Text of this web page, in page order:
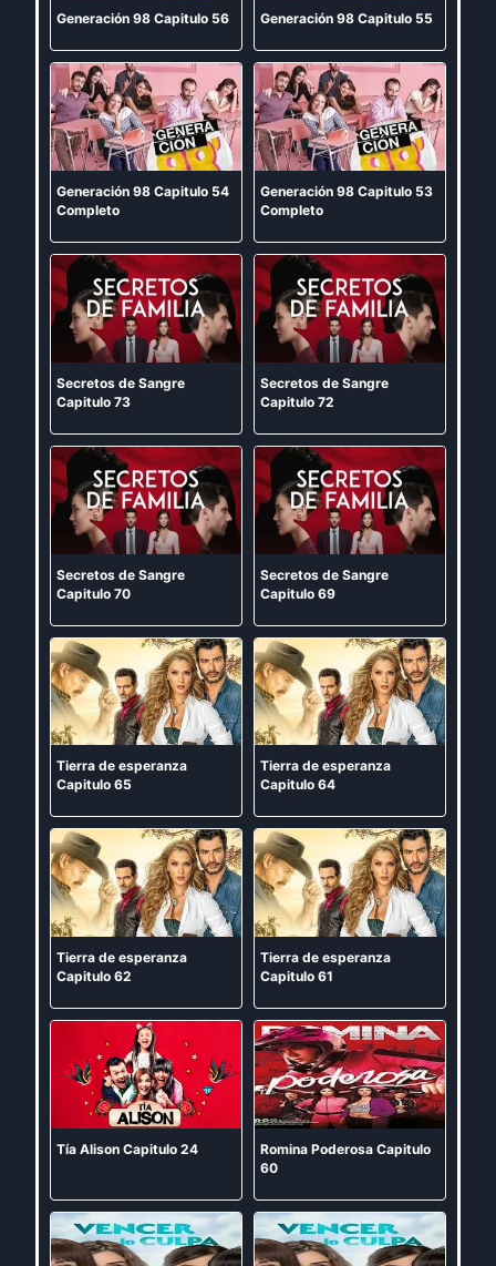
Generación 98 Capitulo 56 Generación 98 Capitulo 55
Generación 98 Capitulo 54
Completo
Generación 98 Capitulo 53
Completo
Secretos de Sangre
Capitulo 73
Secretos de Sangre
Capitulo 72
Secretos de Sangre
Capitulo 70
Secretos de Sangre
Capitulo 69
Tierra de esperanza
Capitulo 65
Tierra de esperanza
Capitulo 64
Tierra de esperanza
Capitulo 62
Tierra de esperanza
Capitulo 61
Tía Alison Capitulo 24
Romina Poderosa Capitulo
60